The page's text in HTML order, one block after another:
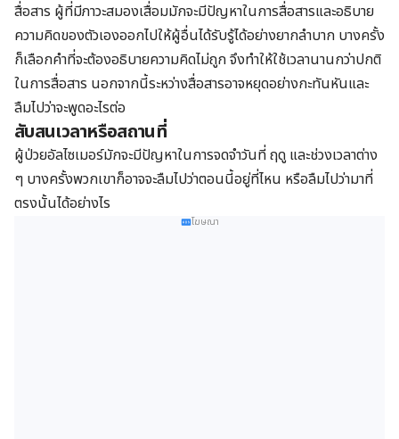
สื่อสาร ผู้ที่มีภาวะสมองเสื่อมมักจะมีปัญหาในการสื่อสารและอธิบาย
ความคิดของตัวเองออกไปให้ผู้อื่นได้รับรู้ได้อย่างยากลำบาก บางครั้ง
ก็เลือกคำที่จะต้องอธิบายความคิดไม่ถูก จึงทำให้ใช้เวลานานกว่าปกติ
ในการสื่อสาร นอกจากนี้ระหว่างสื่อสารอาจหยุดอย่างกะทันหันและ
ลืมไปว่าจะพูดอะไรต่อ
สับสนเวลาหรือสถานที่
ผู้ป่วยอัลไซเมอร์มักจะมีปัญหาในการจดจำวันที่ ฤดู และช่วงเวลาต่าง
ๆ บางครั้งพวกเขาก็อาจจะลืมไปว่าตอนนี้อยู่ที่ไหน หรือลืมไปว่ามาที่
ตรงนั้นได้อย่างไร
โฆษณา